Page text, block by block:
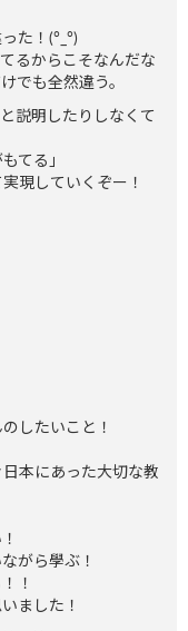
た！(°_°)
るからこそなんだな
でも全然違う。
説明したりしなくて
てる」
現していくぞー！
したいこと！
本にあった大切な教
がら學ぶ！
！
ました！